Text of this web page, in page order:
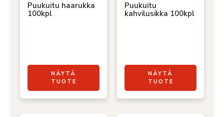
Puukuitu haarukka
100kpl
NÄYTÄ
TUOTE
Puukuitu
kahvilusikka 100kpl
NÄYTÄ
TUOTE